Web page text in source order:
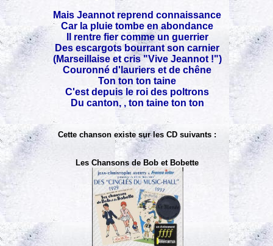
Mais Jeannot reprend connaissance
Car la pluie tombe en abondance
Il rentre fier comme un guerrier
Des escargots bourrant son carnier
(Marseillaise et cris "Vive Jeannot !")
Couronné d'lauriers et de chêne
Ton ton ton taine
C'est depuis le roi des poltrons
Du canton, , ton taine ton ton
Cette chanson existe sur les CD suivants :
Les Chansons de Bob et Bobette